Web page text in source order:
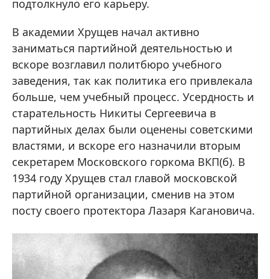
подтолкнуло его карьеру.
В академии Хрущев начал активно
заниматься партийной деятельностью и
вскоре возглавил политбюро учебного
заведения, так как политика его привлекала
больше, чем учебный процесс. Усердность и
старательность Никиты Сергеевича в
партийных делах были оценены советскими
властями, и вскоре его назначили вторым
секретарем Московского горкома ВКП(б). В
1934 году Хрущев стал главой московской
партийной организации, сменив на этом
посту своего протектора Лазаря Кагановича.